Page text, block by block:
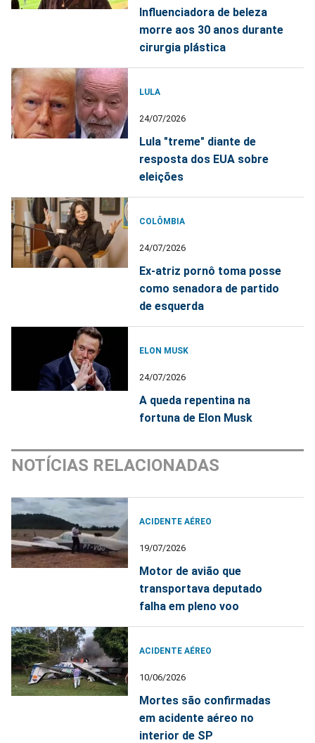
Influenciadora de beleza
morre aos 30 anos durante
cirurgia plástica
LULA
24/07/2026
Lula "treme" diante de
resposta dos EUA sobre
eleições
COLÔMBIA
24/07/2026
Ex-atriz pornô toma posse
como senadora de partido
de esquerda
ELON MUSK
24/07/2026
A queda repentina na
fortuna de Elon Musk
NOTÍCIAS RELACIONADAS
ACIDENTE AÉREO
19/07/2026
Motor de avião que
transportava deputado
falha em pleno voo
ACIDENTE AÉREO
10/06/2026
Mortes são confirmadas
em acidente aéreo no
interior de SP